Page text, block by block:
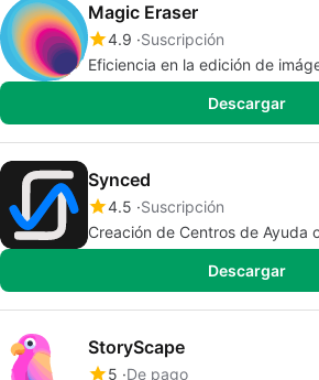
Magic Eraser
4.9 Suscripción
Eficiencia en la edición de
Descargar
Synced
4.5 Suscripción
Creación de Centros de Ayuda
Descargar
StoryScape
5 De pago